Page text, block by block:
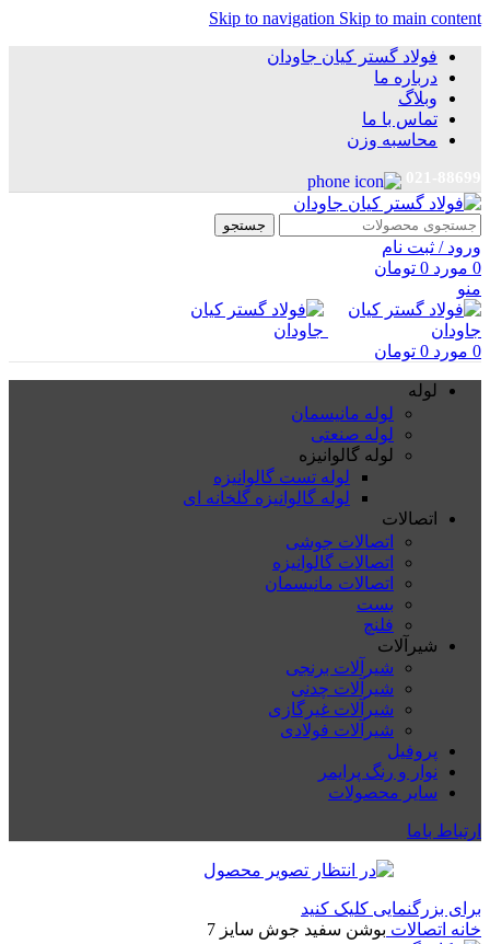
Skip to navigation Skip to main content
فولاد گستر کیان جاودان
درباره ما
وبلاگ
تماس با ما
محاسبه وزن
جستجو
ورود / ثبت نام
0 مورد 0 تومان
منو
0 مورد 0 تومان
لوله
لوله مانیسمان
لوله صنعتی
لوله گالوانیزه
لوله تست گالوانیزه
لوله گالوانیزه گلخانه ای
اتصالات
اتصالات جوشی
اتصالات گالوانیزه
اتصالات مانیسمان
بست
فلنچ
شیرآلات
شیرآلات برنجی
شیرآلات چدنی
شیرآلات غیرگازی
شیرآلات فولادی
پروفیل
نوار و رنگ پرایمر
سایر محصولات
ارتباط باما
برای بزرگنمایی کلیک کنید
خانه اتصالات بوشن سفید جوش سایز 7